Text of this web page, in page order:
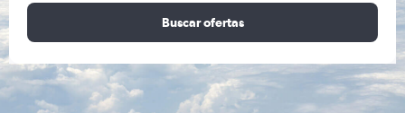
Buscar ofertas